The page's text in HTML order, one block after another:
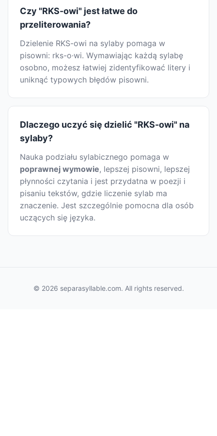
Czy "RKS-owi" jest łatwe do
przeliterowania?
Dzielenie RKS-owi na sylaby pomaga w
pisowni: rks-o·wi. Wymawiając każdą sylabę
osobno, możesz łatwiej zidentyfikować litery i
uniknąć typowych błędów pisowni.
Dlaczego uczyć się dzielić "RKS-owi" na
sylaby?
Nauka podziału sylabicznego pomaga w
poprawnej wymowie, lepszej pisowni, lepszej
płynności czytania i jest przydatna w poezji i
pisaniu tekstów, gdzie liczenie sylab ma
znaczenie. Jest szczególnie pomocna dla osób
uczących się języka.
© 2026 separasyllable.com. All rights reserved.